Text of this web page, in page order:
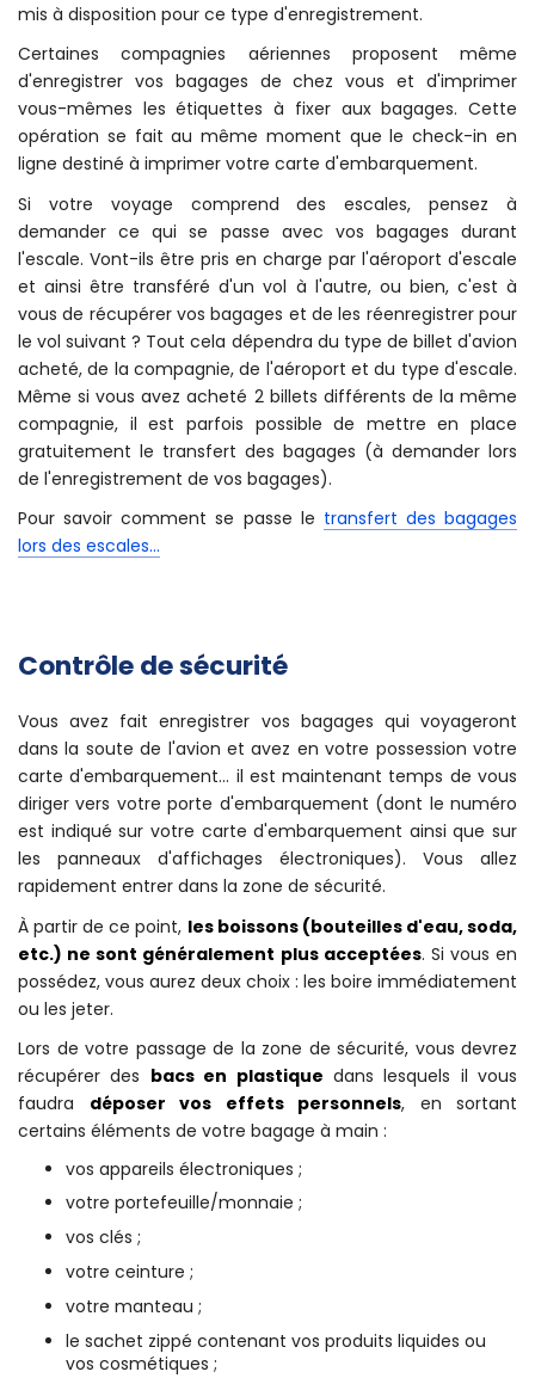
mis à disposition pour ce type d'enregistrement.
Certaines compagnies aériennes proposent même
d'enregistrer vos bagages de chez vous et d'imprimer
vous-mêmes les étiquettes à fixer aux bagages. Cette
opération se fait au même moment que lecheck-in en
ligne destiné à imprimer votre carte d'embarquement.
Si votre voyage comprend des escales, pensez à
demander ce qui se passe avec vos bagages durant
l'escale. Vont-ils être pris en charge par l'aéroport d'escale
et ainsi être transféré d'un vol à l'autre, ou bien, c'est à
vous de récupérer vos bagages et de les réenregistrer pour
le vol suivant ? Tout cela dépendra du type de billet d'avion
acheté, de la compagnie, de l'aéroport et du type d'escale.
Même si vous avez acheté 2 billets différents de la même
compagnie, il est parfois possible de mettre en place
gratuitement le transfert des bagages (à demander lors
de l'enregistrement de vos bagages).
Pour savoir comment se passe le transfert des bagages
lors des escales...
Contrôle de sécurité
Vous avez fait enregistrer vos bagages qui voyageront
dans la soute de l'avion et avez en votre possession votre
carte d'embarquement... il est maintenant temps de vous
diriger vers votre porte d'embarquement (dont le numéro
est indiqué sur votre carte d'embarquement ainsi que sur
les panneaux d'affichages électroniques). Vous allez
rapidement entrer dans la zone de sécurité.
À partir de ce point, les boissons (bouteilles d'eau, soda,
etc.) ne sont généralement plus acceptées. Si vous en
possédez, vous aurez deux choix : les boire immédiatement
ou les jeter.
Lors de votre passage de la zone de sécurité, vous devrez
récupérer des bacs en plastique dans lesquels il vous
faudra déposer vos effets personnels, en sortant
certains éléments de votre bagage à main :
vos appareils électroniques ;
votre portefeuille/monnaie ;
vos clés ;
votre ceinture ;
votre manteau ;
le sachet zippé contenant vos produits liquides ou
vos cosmétiques ;